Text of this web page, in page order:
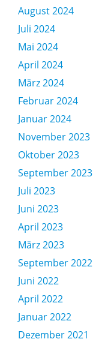
August 2024
Juli 2024
Mai 2024
April 2024
März 2024
Februar 2024
Januar 2024
November 2023
Oktober 2023
September 2023
Juli 2023
Juni 2023
April 2023
März 2023
September 2022
Juni 2022
April 2022
Januar 2022
Dezember 2021